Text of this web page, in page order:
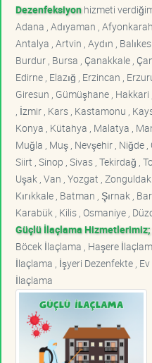
Dezenfeksiyonhizmeti
Adana , Adıyaman ,
Antalya , Artvin , Aydın ,
Burdur , Bursa , Çanakkale ,
Edirne , Elazığ , Erzincan ,
Giresun , Gümüşhane ,
, İzmir , Kars , Kastamonu ,
Konya , Kütahya , Malatya ,
Muğla , Muş , Nevşehir , Niğde ,
Siirt , Sinop , Sivas , Tekirdağ ,
Uşak , Van , Yozgat ,
Kırıkkale , Batman , Şırnak ,
Karabük , Kilis , Osmaniye ,
Güçlü İlaçlama Hizmetlerimiz;
Böcek İlaçlama , Haşere
İlaçlama , İşyeri Dezenfekte ,
İlaçlama